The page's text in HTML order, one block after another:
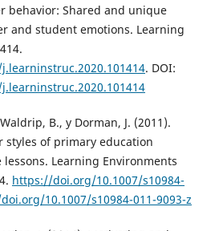
behavior: Shared and unique
and student emotions. Learning
. DOI:
B., y Dorman, J. (2011).
of primary education
Learning Environments
https://doi.org/10.1007/s10984-
10.1007/s10984-011-9093-z